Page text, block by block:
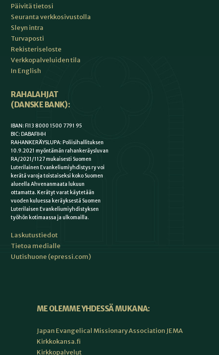
Päivitä tietosi
Seuranta verkkosivustolla
Sleyn intra
Turvaposti
Rekisteriseloste
Verkkopalveluiden tila
In English
RAHALAHJAT
(DANSKE BANK):
IBAN: FI13 8000 1500 7791 95
BIC: DABAFIHH
RAHANKERÄYSLUPA: Poliisihallituksen
10.9.2021 myöntämän rahankeräysluvan
RA/2021/1127 mukaisesti Suomen
Luterilainen Evankeliumiyhdistys ry voi
kerätä varoja toistaiseksi koko Suomen
alueella Ahvenanmaata lukuun
ottamatta. Kerätyt varat käytetään
vuoden kuluessa keräyksestä Suomen
Luterilaisen Evankeliumiyhdistyksen
työhön kotimaassa ja ulkomailla.
Laskutustiedot
Tietoa medialle
Uutishuone (epressi.com)
ME OLEMME YHDESSÄ MUKANA:
Japan Evangelical Missionary Association JEMA
Kirkkokansa.fi
Kirkkopalvelut